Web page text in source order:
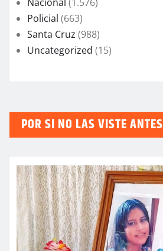
Policial (663)
Santa Cruz (988)
Uncategorized (15)
POR SI NO LAS VISTE ANTES